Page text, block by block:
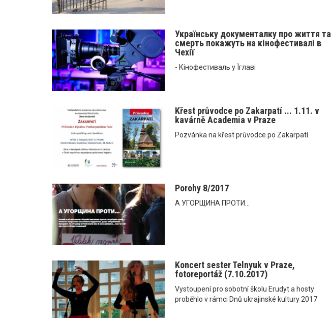
Українську документалку про життя та
смерть покажуть на кінофестивалі в
Чехії
- Кінофестиваль у Їглаві
Křest průvodce po Zakarpatí ... 1.11. v
kavárně Academia v Praze
Pozvánka na křest průvodce po Zakarpatí.
Porohy 8/2017
А УГОРЩИНА ПРОТИ...
Koncert sester Telnyuk v Praze,
fotoreportáž (7.10.2017)
Vystoupení pro sobotní školu Erudyt a hosty
proběhlo v rámci Dnů ukrajinské kultury 2017